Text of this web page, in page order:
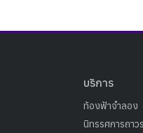
บริการ
ท้องฟ้าจำลอง
นิทรรศการถาวร